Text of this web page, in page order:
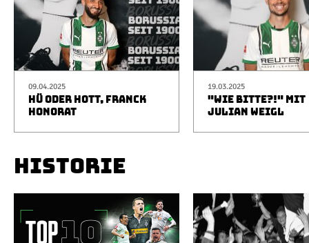
09.04.2025
HÜ ODER HOTT, FRANCK
HONORAT
19.03.2025
"WIE BITTE?!" MIT
JULIAN WEIGL
HISTORIE